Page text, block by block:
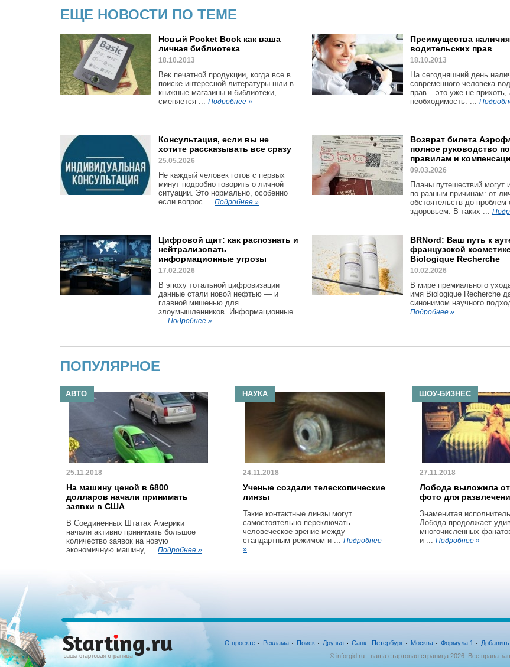
ЕЩЕ НОВОСТИ ПО ТЕМЕ
Новый Pocket Book как ваша
личная библиотека
18.10.2013
Век печатной продукции, когда все в
поиске интересной литературы шли в
книжные магазины и библиотеки,
сменяется ... Подробнее »
Преимущества наличия
водительских прав
18.10.2013
На сегодняшний день
современного человека
прав – это уже не прихоть,
необходимость. ...
Консультация, если вы не
хотите рассказывать все сразу
25.05.2026
Не каждый человек готов с первых
минут подробно говорить о личной
ситуации. Это нормально, особенно
если вопрос ... Подробнее »
Возврат билета
полное руководство по
правилам и
09.03.2026
Планы путешествий могут
по разным причинам: от
обстоятельств до проблем
здоровьем. В таких ...
Цифровой щит: как распознать и
нейтрализовать
информационные угрозы
17.02.2026
В эпоху тотальной цифровизации
данные стали новой нефтью — и
главной мишенью для
злоумышленников. Информационные
... Подробнее »
BRNord: Ваш путь к
французской
Biologique Recherche
10.02.2026
В мире премиального
имя Biologique Recherche
синонимом научного
Подробнее »
ПОПУЛЯРНОЕ
АВТО
25.11.2018
На машину ценой в 6800
долларов начали принимать
заявки в США
В Соединенных Штатах Америки
начали активно принимать большое
количество заявок на новую
экономичную машину, ... Подробнее »
НАУКА
24.11.2018
Ученые создали телескопические
линзы
Такие контактные линзы могут
самостоятельно переключать
человеческое зрение между
стандартным режимом и ... Подробнее
»
ШОУ-БИЗНЕС
27.11.2018
Лобода выложила
фото для
Знаменитая
Лобода продолжает
многочисленных
и ... Подробнее »
О проекте Реклама Поиск Друзья Санкт-Петербург Москва Формула 1
© inforgid.ru - ваша стартовая страница 2026. Все права